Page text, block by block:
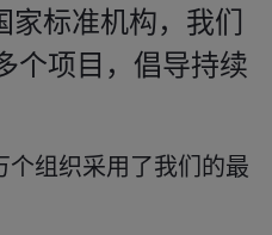
家标准机构，我们
个项目，倡导持续
组织采用了我们的最